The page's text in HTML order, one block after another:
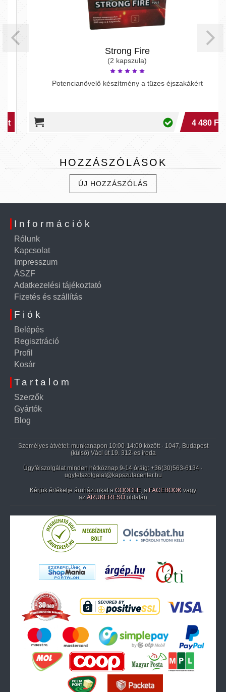
Strong Fire
(2 kapszula)
Potencianövelő készítmény a tüzes éjszakákért
4 480 Ft
HOZZÁSZÓLÁSOK
ÚJ HOZZÁSZÓLÁS
Információk
Rólunk
Kapcsolat
Impresszum
ÁSZF
Adatkezelési tájékoztató
Fizetés és szállítás
Fiók
Belépés
Regisztráció
Profil
Kosár
Tartalom
Szerzők
Gyártók
Blog
Személyes átvétel: munkanapon 10:00-14:00 között · 1047, Budapest
(külső) Váci út 19. 312-es iroda
Ügyfélszolgálat minden hétköznap 9-14 óráig: +36(30)563-6134 ·
ugyfelszolgalat@kapszulacenter.hu
Kérjük értékelje áruházunkat a GOOGLE, a FACEBOOK vagy
az ÁRUKERESŐ oldalán